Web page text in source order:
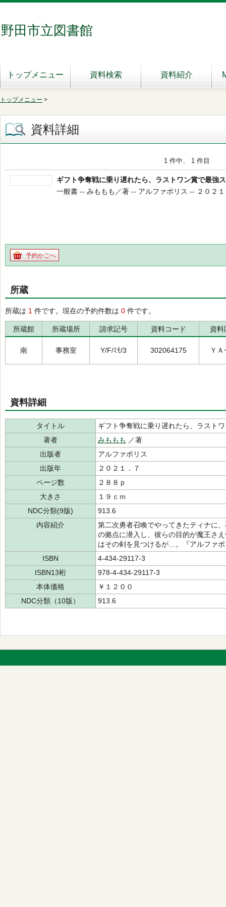
野田市立図書館
トップメニュー 資料検索 資料紹介
トップメニュー >
資料詳細
1 件中、 1 件目
ギフト争奪戦に乗り遅れたら、ラストワン賞で最強
一般書 -- みももも／著 -- アルファポリス -- ２０２
予約かごへ
所蔵
所蔵は 1 件です。現在の予約件数は 0 件です。
所蔵館 所蔵場所 請求記号 資料コード 資料
南 事務室 Y/F/ﾐﾓ/3 302064175 Ｙ
資料詳細
タイトル
ギフト争奪戦に乗り遅れたら、ラスト
著者
みももも ／著
出版者
アルファポリス
出版年
２０２１．７
ページ数
２８８ｐ
大きさ
１９ｃｍ
NDC分類(9版)
913.6
内容紹介
第二次勇者召喚でやってきたティナに
の拠点に潜入し、彼らの目的が魔王さ
はその剣を見つけるが…。『アルファ
ISBN
4-434-29117-3
ISBN13桁
978-4-434-29117-3
本体価格
￥１２００
NDC分類（10版）
913.6